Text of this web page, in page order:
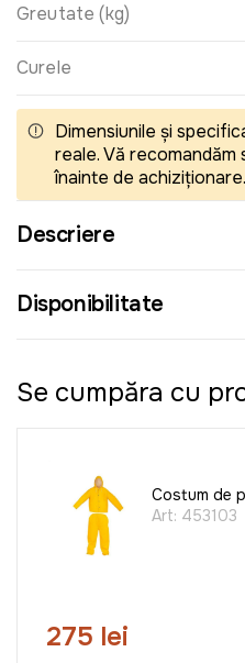
Greutate (kg)
Curele
Dimensiunile și
reale. Vă
înainte de achiziționare.
Descriere
Disponibilitate
Se cumpăra cu
Costum de
Art: 453103
275 lei